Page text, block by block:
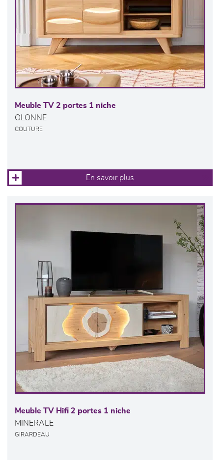
Meuble TV 2 portes 1 niche
OLONNE
COUTURE
En savoir plus
Meuble TV Hifi 2 portes 1 niche
MINERALE
GIRARDEAU